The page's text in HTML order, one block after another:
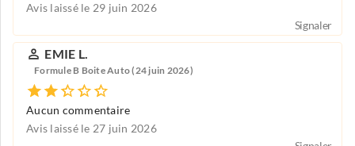
Avis laissé le 29 juin 2026
Signaler
EMIE L.
Formule B Boite Auto (24 juin 2026)
Aucun commentaire
Avis laissé le 27 juin 2026